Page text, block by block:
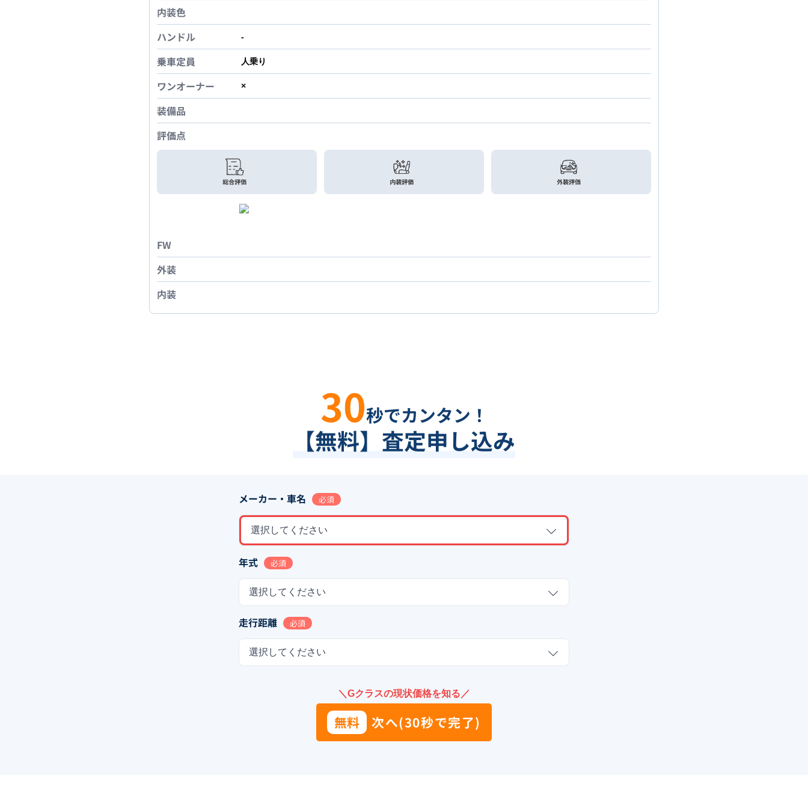
内装色
ハンドル
-
乗車定員 人乗り
ワンオーナー ×
装備品
評価点
FW
外装
内装
30秒でカンタン！
【無料】査定申し込み
メーカー・車名 必須
選択してください
年式 必須
選択してください
走行距離 必須
選択してください
＼Gクラスの現状価格を知る／
無料 次へ(30秒で完了)